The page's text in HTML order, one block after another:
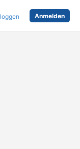
Anmelden